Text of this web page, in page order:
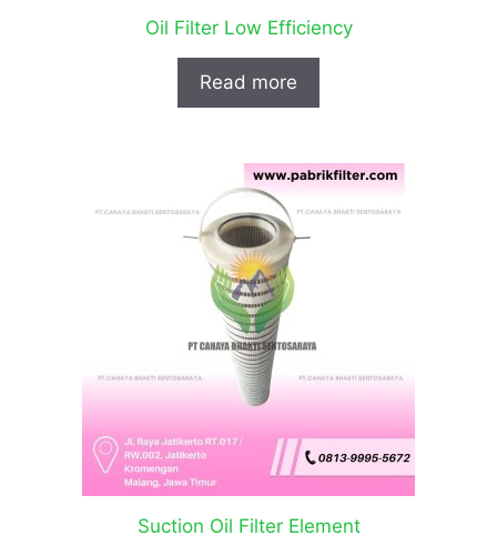
Oil Filter Low Efficiency
Read more
Suction Oil Filter Element